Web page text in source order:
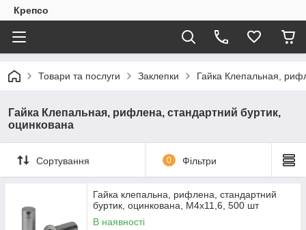
Крепсо
Товари та послуги Заклепки Гайка Клепальная,
Гайка Клепальная, рифлена, стандартний буртик,
оцинкована
Сортування 0 Фільтри
Гайка клепальна, рифлена, стандартний
буртик, оцинкована, M4x11,6, 500 шт
В наявності